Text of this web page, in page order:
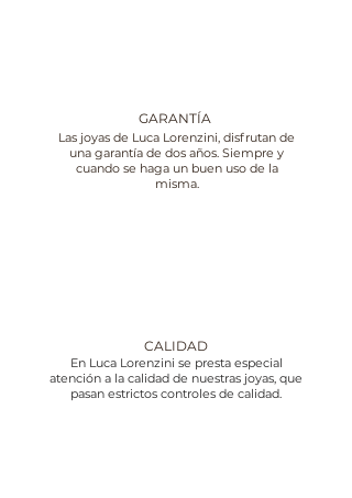
GARANTÍA
Las joyas de Luca Lorenzini, disfrutan de
una garantía de dos años. Siempre y
cuando se haga un buen uso de la
misma.
CALIDAD
En Luca Lorenzini se presta especial
atención a la calidad de nuestras joyas, que
pasan estrictos controles de calidad.